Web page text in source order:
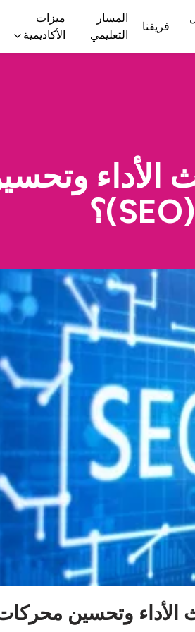
فريقنا
المسار
التعليمي
ميزات
الأكاديمية
الأداء
(SEO)؟
الأداء وتحسين